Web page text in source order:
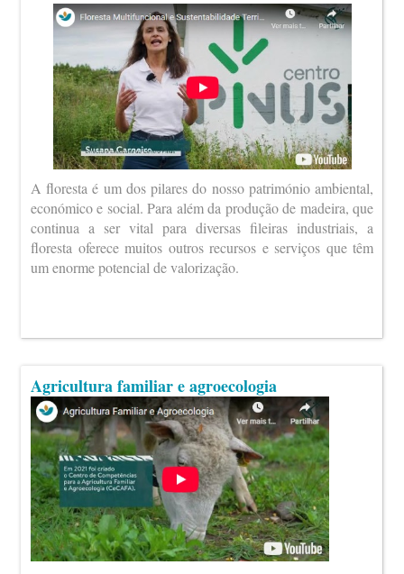
A floresta é um dos pilares do nosso património ambiental,
económico e social. Para além da produção de madeira, que
continua a ser vital para diversas fileiras industriais, a
floresta oferece muitos outros recursos e serviços que têm
um enorme potencial de valorização.
Agricultura familiar e agroecologia